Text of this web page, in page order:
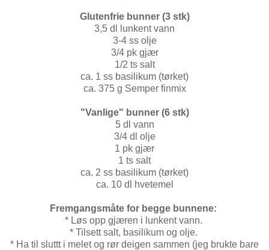
Glutenfrie bunner (3 stk)
3,5 dl lunkent vann
3-4 ss olje
3/4 pk gjær
1/2 ts salt
ca. 1 ss basilikum (tørket)
ca. 375 g Semper finmix
"Vanlige" bunner (6 stk)
5 dl vann
3/4 dl olje
1 pk gjær
1 ts salt
ca. 2 ss basilikum (tørket)
ca. 10 dl hvetemel
Fremgangsmåte for begge bunnene:
* Løs opp gjæren i lunkent vann.
* Tilsett salt, basilikum og olje.
* Ha til sluttt i melet og rør deigen sammen (jeg brukte bare